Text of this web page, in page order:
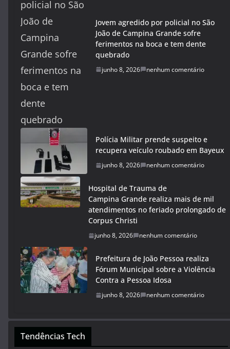
Jovem agredido por policial no São
João de Campina Grande sofre
ferimentos na boca e tem dente
quebrado
junho 8, 2026 nenhum comentário
Polícia Militar prende suspeito e
recupera veículo roubado em Bayeux
junho 8, 2026 nenhum comentário
Hospital de Trauma de
Campina Grande realiza mais de mil
atendimentos no feriado prolongado de
Corpus Christi
junho 8, 2026 nenhum comentário
Prefeitura de João Pessoa realiza
Fórum Municipal sobre a Violência
Contra a Pessoa Idosa
junho 8, 2026 nenhum comentário
Tendências Tech